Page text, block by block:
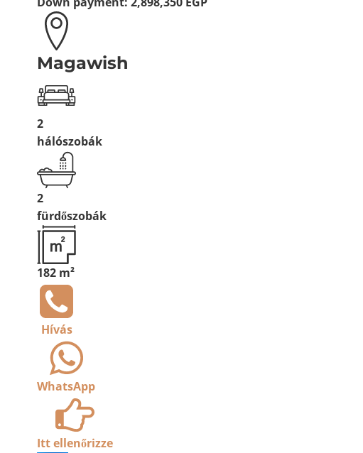
Magawish
2
hálószobák
2
fürdőszobák
182 m²
Hívás
WhatsApp
Itt ellenőrizze